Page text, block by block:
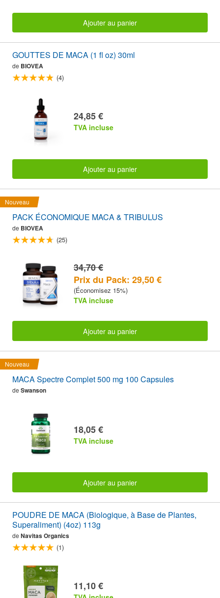
Ajouter au panier
GOUTTES DE MACA (1 fl oz) 30ml
de BIOVEA
(4)
24,85 €
TVA incluse
Ajouter au panier
Nouveau
PACK ÉCONOMIQUE MACA & TRIBULUS
de BIOVEA
(25)
34,70 €
Prix du Pack: 29,50 €
(Économisez 15%)
TVA incluse
Ajouter au panier
Nouveau
MACA Spectre Complet 500 mg 100 Capsules
de Swanson
18,05 €
TVA incluse
Ajouter au panier
POUDRE DE MACA (Biologique, à Base de Plantes,
Superaliment) (4oz) 113g
de Navitas Organics
(1)
11,10 €